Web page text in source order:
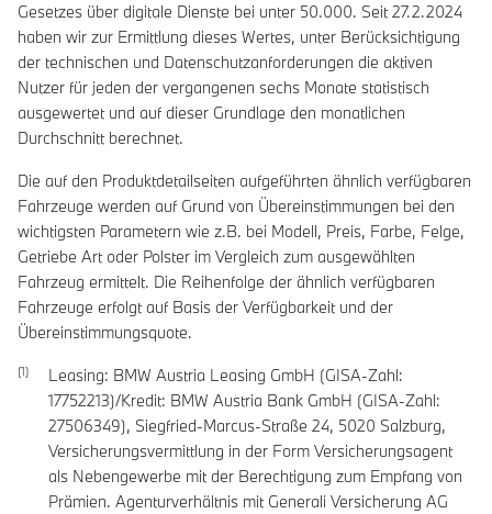
Gesetzes über digitale Dienste bei unter 50.000. Seit 27.2.2024
haben wir zur Ermittlung dieses Wertes, unter Berücksichtigung
der technischen und Datenschutzanforderungen die aktiven
Nutzer für jeden der vergangenen sechs Monate statistisch
ausgewertet und auf dieser Grundlage den monatlichen
Durchschnitt berechnet.
Die auf den Produktdetailseiten aufgeführten ähnlich verfügbaren
Fahrzeuge werden auf Grund von Übereinstimmungen bei den
wichtigsten Parametern wie z.B. bei Modell, Preis, Farbe, Felge,
Getriebe Art oder Polster im Vergleich zum ausgewählten
Fahrzeug ermittelt. Die Reihenfolge der ähnlich verfügbaren
Fahrzeuge erfolgt auf Basis der Verfügbarkeit und der
Übereinstimmungsquote.
Leasing: BMW Austria Leasing GmbH (GISA-Zahl:
17752213)/Kredit: BMW Austria Bank GmbH (GISA-Zahl:
27506349), Siegfried-Marcus-Straße 24, 5020 Salzburg,
Versicherungsvermittlung in der Form Versicherungsagent
als Nebengewerbe mit der Berechtigung zum Empfang von
Prämien. Agenturverhältnis mit Generali Versicherung AG